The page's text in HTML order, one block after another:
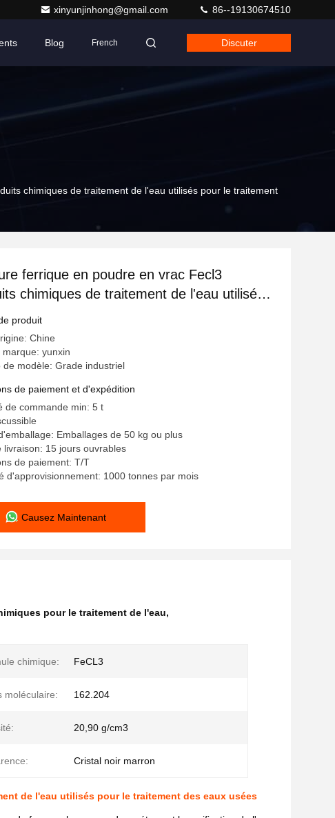
xinyunjinhong@gmail.com 86--19130674510
Blog French Discuter
chimiques de traitement de l'eau utilisés pour le traitement
ferrique en poudre en vrac Fecl3
chimiques de traitement de l'eau utilisés
traitement des eaux usées
produit
Chine
marque: yunxin
de modèle: Grade industriel
de paiement et d'expédition
de commande min: 5 t
Emballages de 50 kg ou plus
livraison: 15 jours ouvrables
de paiement: T/T
d'approvisionnement: 1000 tonnes par mois
Causez Maintenant
pour le traitement de l'eau,
chimique: FeCL3
moléculaire: 162.204
20,90 g/cm3
Cristal noir marron
de l'eau utilisés pour le traitement des eaux usées